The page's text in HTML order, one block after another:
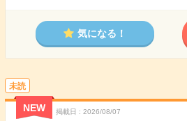
気になる！
未読
NEW 掲載日 2026/08/07